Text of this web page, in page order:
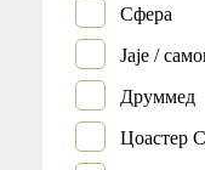
Сфера
Јаје /
Друммед
Цоастер